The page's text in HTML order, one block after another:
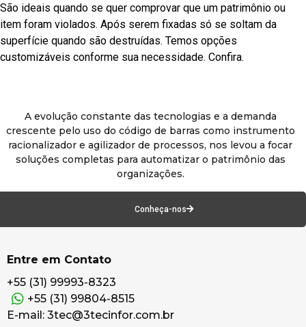
São ideais quando se quer comprovar que um patrimônio ou
item foram violados. Após serem fixadas só se soltam da
superfície quando são destruídas. Temos opções
customizáveis conforme sua necessidade. Confira.
A evolução constante das tecnologias e a demanda
crescente pelo uso do código de barras como instrumento
racionalizador e agilizador de processos, nos levou a focar
soluções completas para automatizar o patrimônio das
organizações.
Conheça-nos
Entre em Contato
+55 (31) 99993-8323
+55 (31) 99804-8515
E-mail: 3tec@3tecinfor.com.br